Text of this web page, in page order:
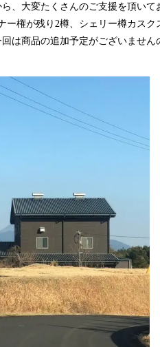
で
す
、大変たくさんのご支援を頂いて
ー権が残り2樽、シェリー樽カスク
は商品の追加予定がございません